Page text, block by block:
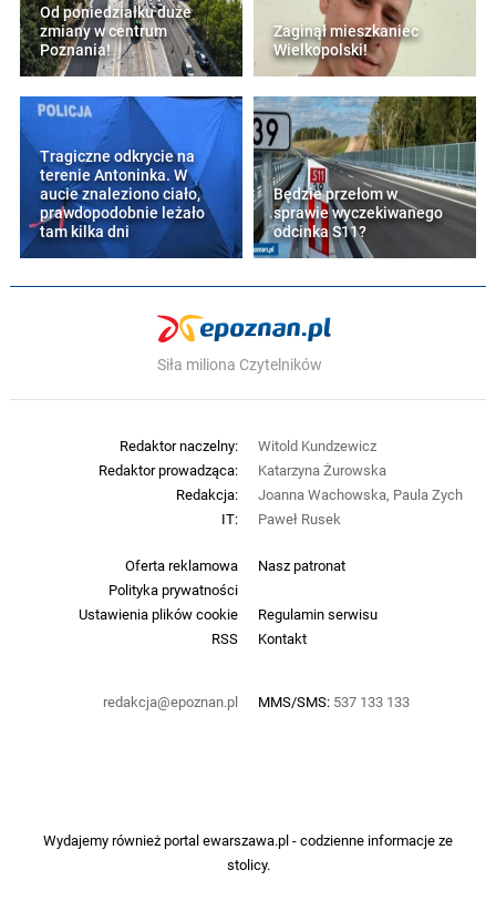
Od poniedziałku duże
zmiany w centrum
Poznania!
Zaginął mieszkaniec
Wielkopolski!
Tragiczne odkrycie na
terenie Antoninka. W
aucie znaleziono ciało,
prawdopodobnie leżało
tam kilka dni
Będzie przełom w
sprawie wyczekiwanego
odcinka S11?
Siła miliona Czytelników
Oferta reklamowa
Nasz patronat
Polityka prywatności
Ustawienia plików cookie
Regulamin serwisu
RSS
Kontakt
redakcja@epoznan.pl MMS/SMS: 537 133 133
Redaktor naczelny:
Witold Kundzewicz
Redaktor prowadząca:
Katarzyna Żurowska
Redakcja:
Joanna Wachowska, Paula Zych
IT:
Paweł Rusek
Wydajemy również portalewarszawa.pl- codzienne informacje ze
stolicy.